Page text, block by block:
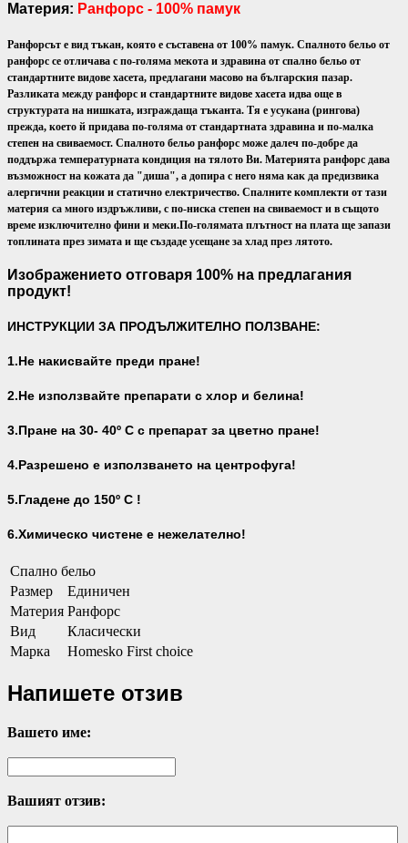
Материя: Ранфорс - 100% памук
Ранфорсът е вид тъкан, която е съставена от 100% памук. Спалното бельо от
ранфорс се отличава с по-голяма мекота и здравина от спално бельо от
стандартните видове хасета, предлагани масово на българския пазар.
Разликата между ранфорс и стандартните видове хасета идва още в
структурата на нишката, изграждаща тъканта. Тя е усукана (рингова)
прежда, което й придава по-голяма от стандартната здравина и по-малка
степен на свиваемост. Спалното бельо ранфорс може далеч по-добре да
поддържа температурната кондиция на тялото Ви. Материята ранфорс дава
възможност на кожата да "диша", а допира с него няма как да предизвика
алергични реакции и статично електричество. Спалните комплекти от тази
материя са много издръжливи, с по-ниска степен на свиваемост и в същото
време изключително фини и меки.По-голямата плътност на плата ще запази
топлината през зимата и ще създаде усещане за хлад през лятото.
Изображението отговаря 100% на предлагания
продукт!
ИНСТРУКЦИИ ЗА ПРОДЪЛЖИТЕЛНО ПОЛЗВАНЕ:
1.Не накисвайте преди пране!
2.Не използвайте препарати с хлор и белина!
3.Пране на 30- 40º С с препарат за цветно пране!
4.Разрешено е използването на центрофуга!
5.Гладене до 150º С !
6.Химическо чистене е нежелателно!
Спално бельо
Размер
Единичен
Материя Ранфорс
Вид
Класически
Марка
Homesko First choice
Напишете отзив
Вашето име:
Вашият отзив: